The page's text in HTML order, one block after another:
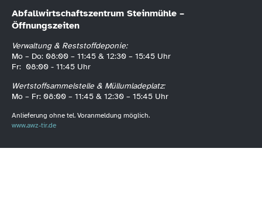
Abfallwirtschaftszentrum Steinmühle –
Öffnungszeiten
Verwaltung & Reststoffdeponie:
Mo – Do: 08:00 – 11:45 & 12:30 – 15:45 Uhr
Fr: 08:00 - 11:45 Uhr
Wertstoffsammelstelle & Müllumladeplatz:
Mo – Fr: 08:00 – 11:45 & 12:30 – 15:45 Uhr
Anlieferung ohne tel. Voranmeldung möglich.
www.awz-tir.de